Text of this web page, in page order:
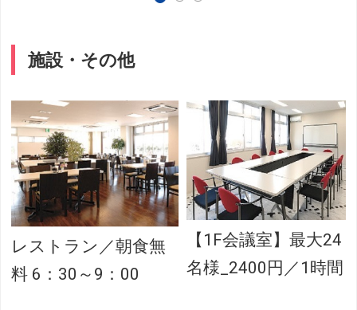
施設・その他
レストラン／朝食無
料 6：30～9：00
【1F会議室】最大24
名様_2400円／1時間